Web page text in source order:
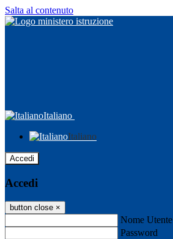
Salta al contenuto
Italiano
Italiano
Accedi
Accedi
button close ×
Nome Utente
Password